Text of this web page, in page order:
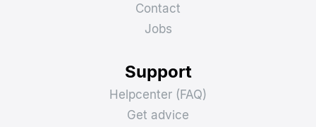
Contact
Jobs
Support
Helpcenter (FAQ)
Get advice